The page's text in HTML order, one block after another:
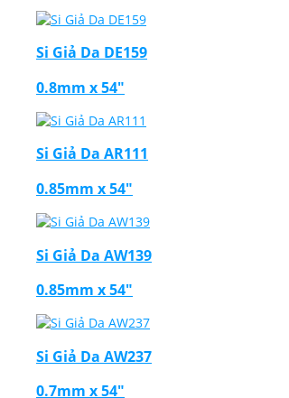
Si Giả Da DE159
0.8mm x 54"
Si Giả Da AR111
0.85mm x 54"
Si Giả Da AW139
0.85mm x 54"
Si Giả Da AW237
0.7mm x 54"